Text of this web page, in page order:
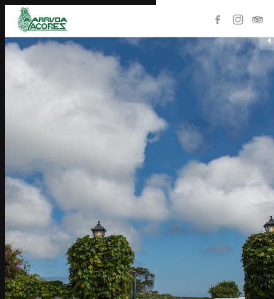
HOME
PRODUTOS
PLANTAÇÃO
CONTACTOS
ENGLISH